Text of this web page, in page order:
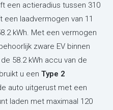
een actieradius tussen 310
een laadvermogen van 11
kWh. Met een vermogen
zware EV binnen
58.2 kWh accu van de
u eenType 2
auto uitgerust met een
laden met maximaal 120